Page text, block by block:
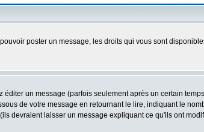
poster un message, les droits qui vous sont
un message (parfois seulement après un certain
de votre message en retournant le lire, indiquant le
devraient laisser un message expliquant ce qu'ils ont